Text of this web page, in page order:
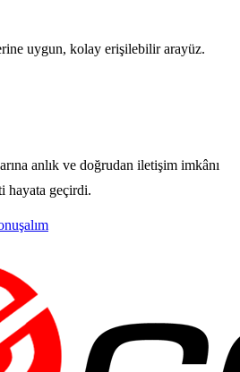
uygun, kolay erişilebilir arayüz.
anlık ve doğrudan iletişim imkânı
hayata geçirdi.